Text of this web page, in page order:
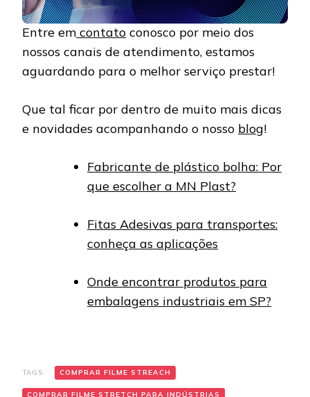
Entre em contato conosco por meio dos
nossos canais de atendimento, estamos
aguardando para o melhor serviço prestar!
Que tal ficar por dentro de muito mais dicas
e novidades acompanhando o nosso blog!
Fabricante de plástico bolha: Por
que escolher a MN Plast?
Fitas Adesivas para transportes:
conheça as aplicações
Onde encontrar produtos para
embalagens industriais em SP?
TAGS: COMPRAR FILME STREACH
COMPRAR FILME STRETCH PARA INDÚSTRIAS